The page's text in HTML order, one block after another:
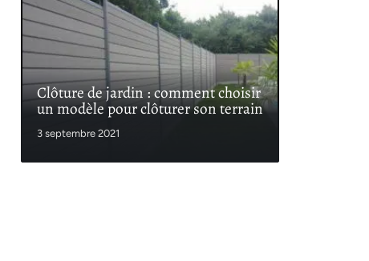
Clôture de jardin : comment choisir
un modèle pour clôturer son terrain
3 septembre 2021